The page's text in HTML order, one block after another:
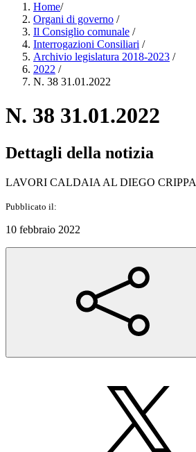
Home/
Organi di governo /
Il Consiglio comunale /
Interrogazioni Consiliari /
Archivio legislatura 2018-2023 /
2022 /
N. 38 31.01.2022
N. 38 31.01.2022
Dettagli della notizia
LAVORI CALDAIA AL DIEGO CRIPPA
Pubblicato il:
10 febbraio 2022